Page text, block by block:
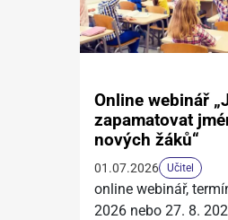
Online webinář
zapamatovat
nových žáků“
01.07.2026 Učitel
online webinář,
2026 nebo 27. 8.